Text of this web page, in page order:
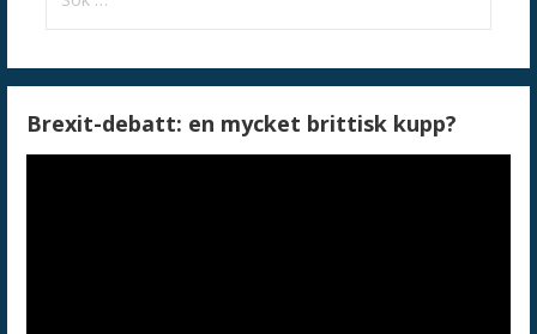
efter:
Brexit-debatt: en mycket brittisk kupp?